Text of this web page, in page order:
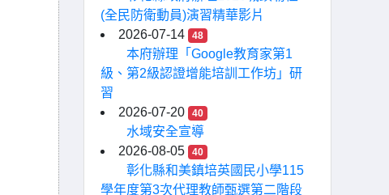
(全民防衛動員)演習精華影片
2026-07-14
48
本府辦理「Google教育家第1
級、第2級認證增能培訓工作坊」研
習
2026-07-20
40
水域安全宣導
2026-08-05
40
彰化縣和美鎮培英國民小學115
學年度第3次代理教師甄選第二階段